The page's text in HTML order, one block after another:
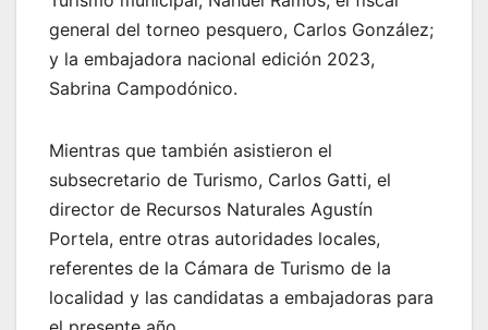
general del torneo pesquero, Carlos González;
y la embajadora nacional edición 2023,
Sabrina Campodónico.
Mientras que también asistieron el
subsecretario de Turismo, Carlos Gatti, el
director de Recursos Naturales Agustín
Portela, entre otras autoridades locales,
referentes de la Cámara de Turismo de la
localidad y las candidatas a embajadoras para